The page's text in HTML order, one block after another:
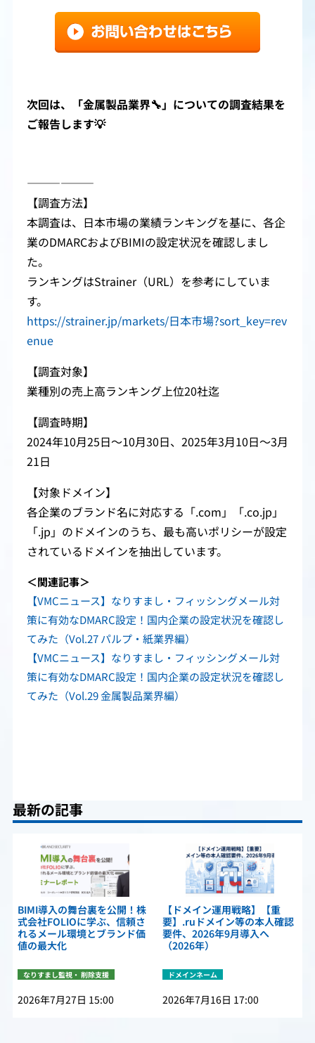
次回は、「金属製品業界🔧」についての調査結果を
ご報告します💡
――――――
【調査方法】
本調査は、日本市場の業績ランキングを基に、各企
業のDMARCおよびBIMIの設定状況を確認しまし
た。
ランキングはStrainer（URL）を参考にしていま
す。
https://strainer.jp/markets/日本市場?sort_key=rev
enue
【調査対象】
業種別の売上高ランキング上位20社迄
【調査時期】
2024年10月25日～10月30日、2025年3月10日～3月
21日
【対象ドメイン】
各企業のブランド名に対応する「.com」「.co.jp」
「.jp」のドメインのうち、最も高いポリシーが設定
されているドメインを抽出しています。
＜関連記事＞
【VMCニュース】なりすまし・フィッシングメール対
策に有効なDMARC設定！国内企業の設定状況を確認し
てみた（Vol.27 パルプ・紙業界編）
【VMCニュース】なりすまし・フィッシングメール対
策に有効なDMARC設定！国内企業の設定状況を確認し
てみた（Vol.29 金属製品業界編）
最新の記事
BIMI導入の舞台裏を公開！株
式会社FOLIOに学ぶ、信頼さ
れるメール環境とブランド価
値の最大化
なりすまし監視・ 削除支援
2026年7月27日 15:00
【ドメイン運用戦略】【重
要】.ruドメイン等の本人確認
要件、2026年9月導入へ
（2026年）
ドメインネーム
2026年7月16日 17:00